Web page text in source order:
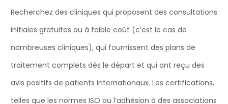
Recherchez des cliniques qui proposent des consultations
initiales gratuites ou à faible coût (c’est le cas de
nombreuses cliniques), qui fournissent des plans de
traitement complets dès le départ et qui ont reçu des
avis positifs de patients internationaux. Les certifications,
telles que les normes ISO ou l’adhésion à des associations